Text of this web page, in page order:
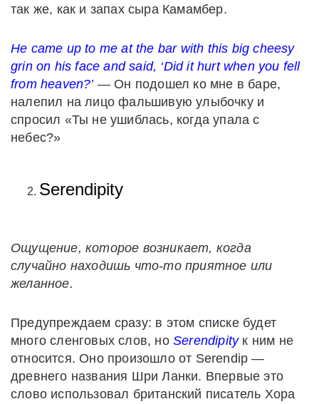
так же, как и запах сыра Камамбер.
He came up to me at the bar with this big cheesy
grin on his face and said, ‘Did it hurt when you fell
from heaven?’— Он подошел ко мне в баре,
налепил на лицо фальшивую улыбочку и
спросил «Ты не ушиблась, когда упала с
небес?»
Serendipity
Ощущение, которое возникает, когда
случайно находишь что-то приятное или
желанное.
Предупреждаем сразу: в этом списке будет
много сленговых слов, но Serendipityк ним не
относится. Оно произошло от Serendip —
древнего названия Шри Ланки. Впервые это
слово использовал британский писатель Хора